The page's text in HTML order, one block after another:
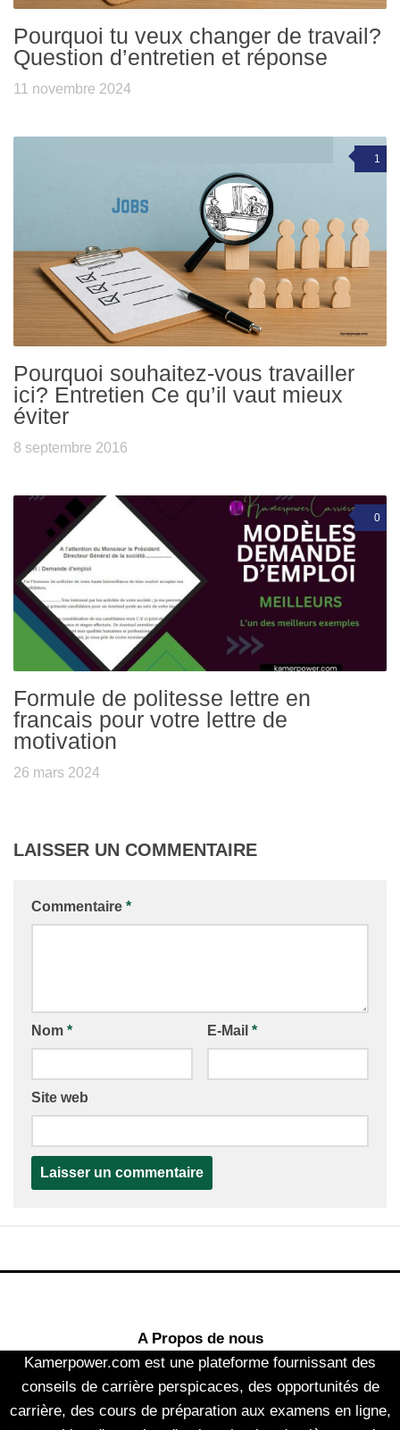
Pourquoi tu veux changer de travail?
Question d’entretien et réponse
11 novembre 2024
1
Pourquoi souhaitez-vous travailler
ici? Entretien Ce qu’il vaut mieux
éviter
8 septembre 2016
0
Formule de politesse lettre en
francais pour votre lettre de
motivation
26 mars 2024
LAISSER UN COMMENTAIRE
Commentaire *
Nom * E-Mail *
Site web
A Propos de nous
Kamerpower.com est une plateforme fournissant des
conseils de carrière perspicaces, des opportunités de
carrière, des cours de préparation aux examens en ligne,